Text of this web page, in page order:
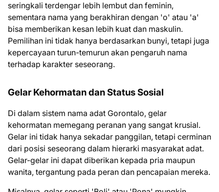
seringkali terdengar lebih lembut dan feminin,
sementara nama yang berakhiran dengan 'o' atau 'a'
bisa memberikan kesan lebih kuat dan maskulin.
Pemilihan ini tidak hanya berdasarkan bunyi, tetapi juga
kepercayaan turun-temurun akan pengaruh nama
terhadap karakter seseorang.
Gelar Kehormatan dan Status Sosial
Di dalam sistem nama adat Gorontalo, gelar
kehormatan memegang peranan yang sangat krusial.
Gelar ini tidak hanya sekadar panggilan, tetapi cerminan
dari posisi seseorang dalam hierarki masyarakat adat.
Gelar-gelar ini dapat diberikan kepada pria maupun
wanita, tergantung pada peran dan pencapaian mereka.